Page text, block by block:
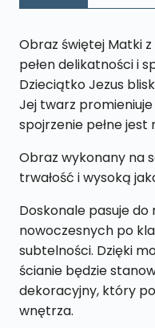
x
43
cm
Obraz świętej Matki
pełen delikatności i
Dzieciątko Jezus
Jej twarz
spojrzenie pełne jest
Obraz wykonany na
trwałość i wysoką
Doskonale pasuje
nowoczesnych po
subtelności. Dzięki
ścianie będzie
dekoracyjny, który
wnętrza.